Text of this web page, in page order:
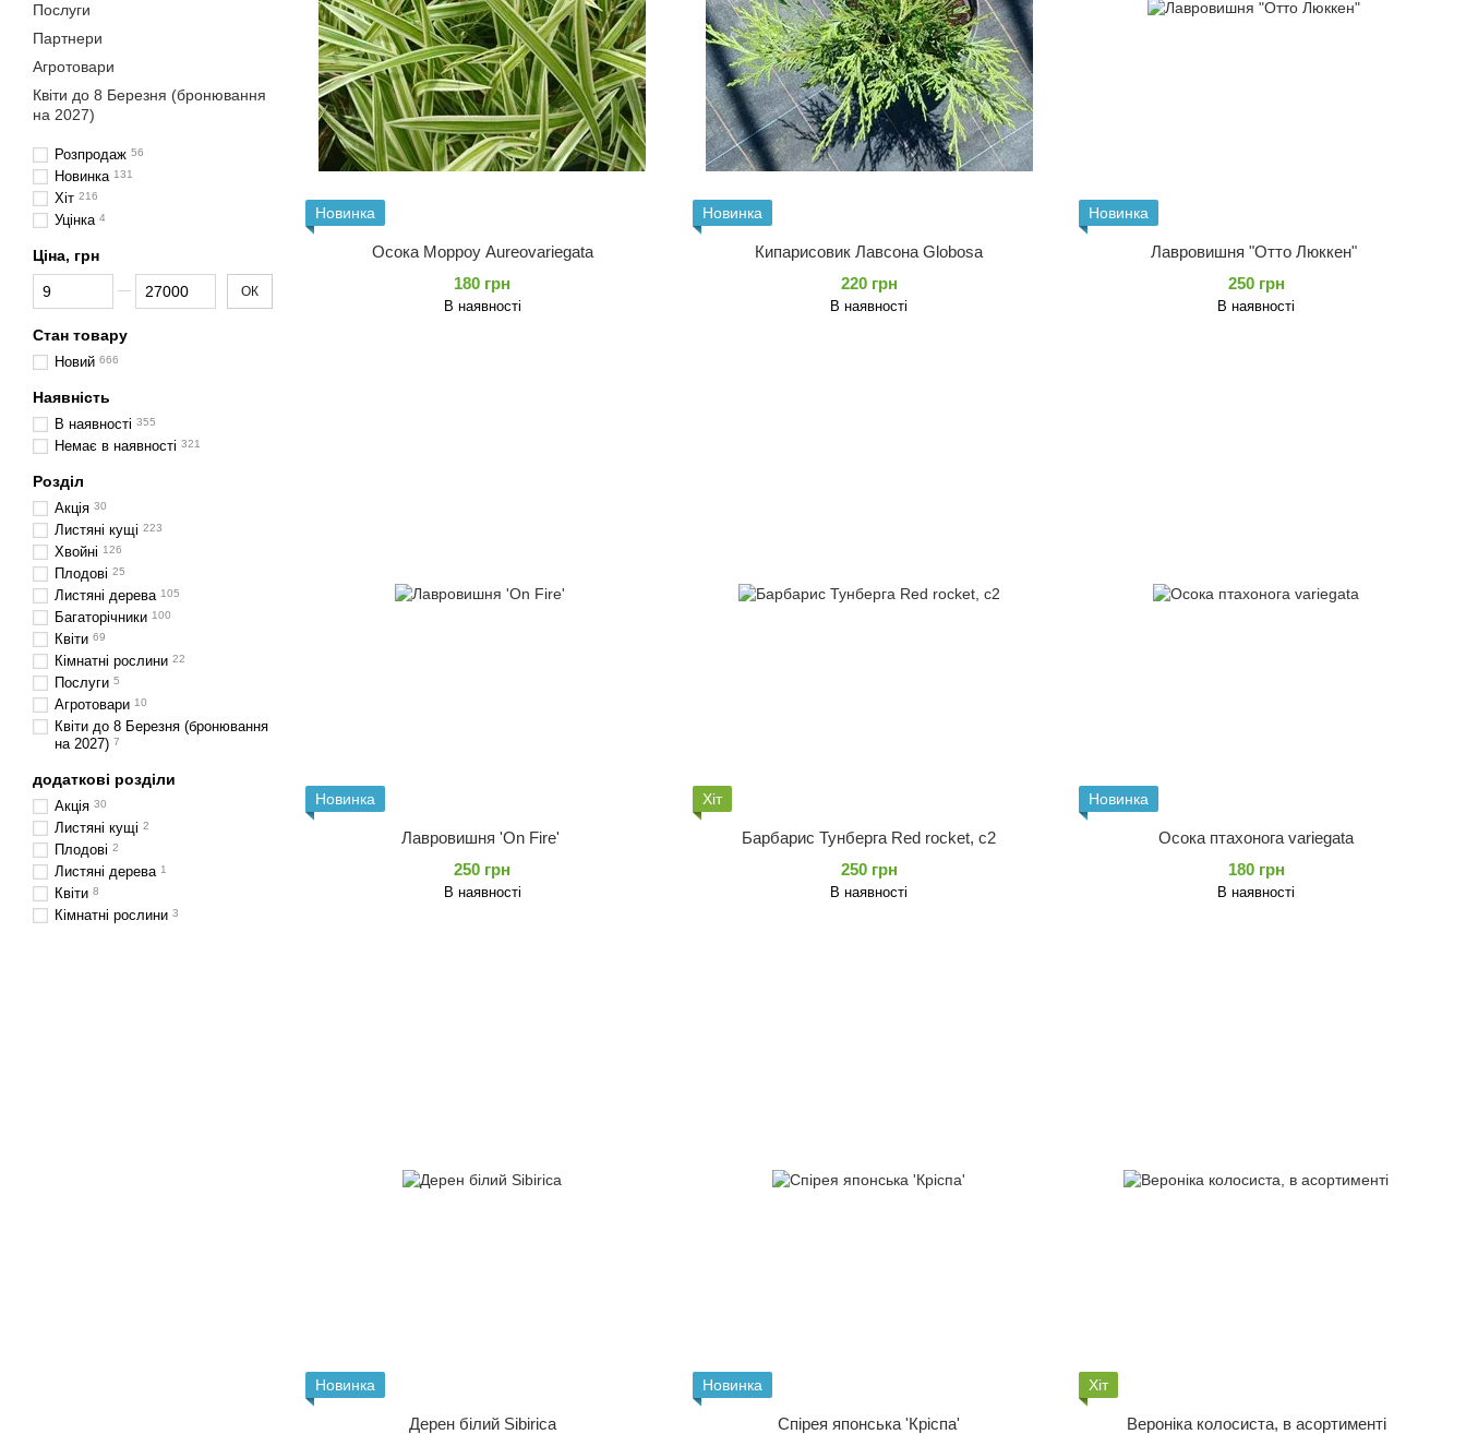
Новинка
Осока Морроу Аureovariegata
180 грн
В наявності
Новинка
Кипарисовик Лавсона Globosa
220 грн
В наявності
Новинка
Лавровишня "Отто Люккен"
250 грн
В наявності
Новинка
Лавровишня 'On Fire'
250 грн
В наявності
Хіт
Барбарис Тунберга Red rocket, с2
250 грн
В наявності
Новинка
Осока птахонога variegata
180 грн
В наявності
Новинка
Дерен білий Sibirica
Новинка
Спірея японська 'Кріспа'
Хіт
Вероніка колосиста, в асортименті
Послуги
Партнери
Агротовари
Квіти до 8 Березня (бронювання
на 2027)
Розпродаж 56
Новинка 131
Хіт 216
Уцінка 4
Ціна, грн
Від Ціна, грн
До Ціна, грн ОК
Стан товару
Новий 666
Наявність
В наявності 355
Немає в наявності 321
Розділ
Акція 30
Листяні кущі 223
Хвойні 126
Плодові 25
Листяні дерева 105
Багаторічники 100
Квіти 69
Кімнатні рослини 22
Послуги 5
Агротовари 10
Квіти до 8 Березня (бронювання
на 2027) 7
додаткові розділи
Акція 30
Листяні кущі 2
Плодові 2
Листяні дерева 1
Квіти 8
Кімнатні рослини 3